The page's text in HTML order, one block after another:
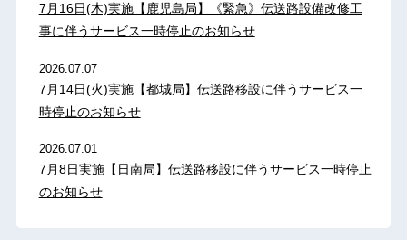
7月16日(木)実施【鹿児島局】《緊急》伝送路設備改修工
事に伴うサービス一時停止のお知らせ
2026.07.07
7月14日(火)実施【都城局】伝送路移設に伴うサービス一
時停止のお知らせ
2026.07.01
7月8日実施【日南局】伝送路移設に伴うサービス一時停止
のお知らせ